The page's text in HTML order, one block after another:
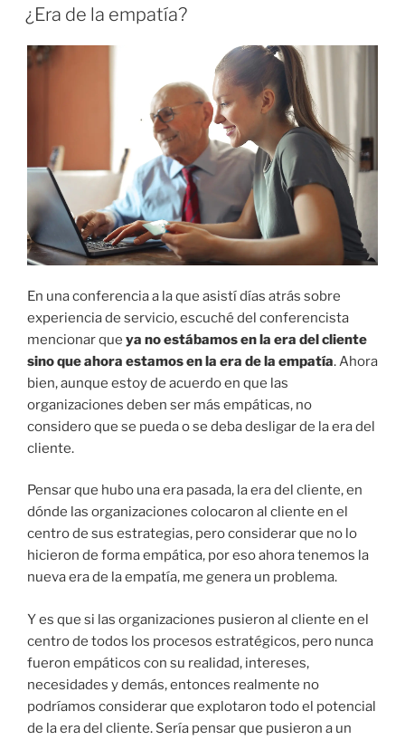
EL
¿Era de la empatía?
En una conferencia a la que asistí días atrás sobre
experiencia de servicio, escuché del conferencista
mencionar que ya no estábamos en la era del cliente
sino que ahora estamos en la era de la empatía. Ahora
bien, aunque estoy de acuerdo en que las
organizaciones deben ser más empáticas, no
considero que se pueda o se deba desligar de la era del
cliente.
Pensar que hubo una era pasada, la era del cliente, en
dónde las organizaciones colocaron al cliente en el
centro de sus estrategias, pero considerar que no lo
hicieron de forma empática, por eso ahora tenemos la
nueva era de la empatía, me genera un problema.
Y es que si las organizaciones pusieron al cliente en el
centro de todos los procesos estratégicos, pero nunca
fueron empáticos con su realidad, intereses,
necesidades y demás, entonces realmente no
podríamos considerar que explotaron todo el potencial
de la era del cliente. Sería pensar que pusieron a un